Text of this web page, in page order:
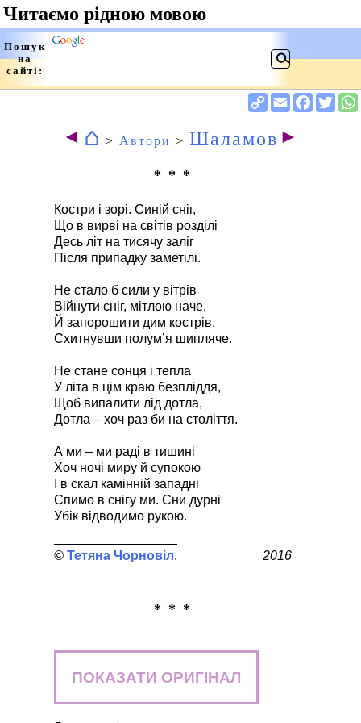
◄ ⌂ > Автори > Шаламов ►
* * *
Костри і зорі. Синій сніг,
Що в вирві на світів розділі
Десь літ на тисячу заліг
Після припадку заметілі.
Не стало б сили у вітрів
Війнути сніг, мітлою наче,
Й запорошити дим кострів,
Схитнувши полум’я шипляче.
Не стане сонця і тепла
У літа в цім краю безпліддя,
Щоб випалити лід дотла,
Дотла – хоч раз би на століття.
А ми – ми раді в тишині
Хоч ночі миру й супокою
І в скал камінній западні
Спимо в снігу ми. Сни дурні
Убік відводимо рукою.
Тетяна Чорновіл 2016
* * *
ПОКАЗАТИ ОРИГІНАЛ